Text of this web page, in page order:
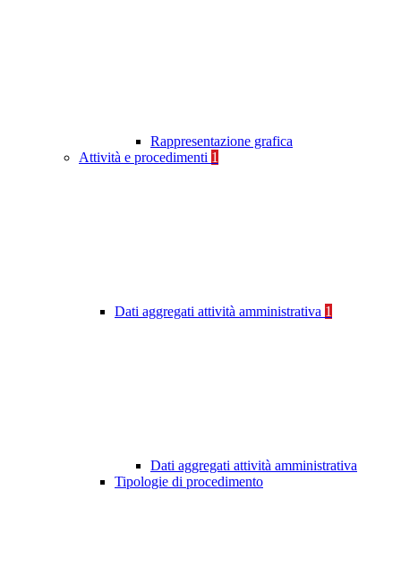
Rappresentazione grafica
Attività e procedimenti 1
Dati aggregati attività amministrativa 1
Dati aggregati attività amministrativa
Tipologie di procedimento